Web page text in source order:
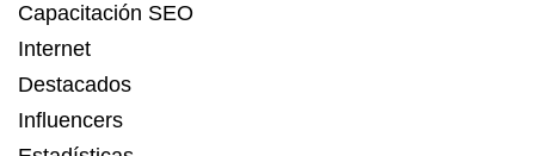
Capacitación SEO
Internet
Destacados
Influencers